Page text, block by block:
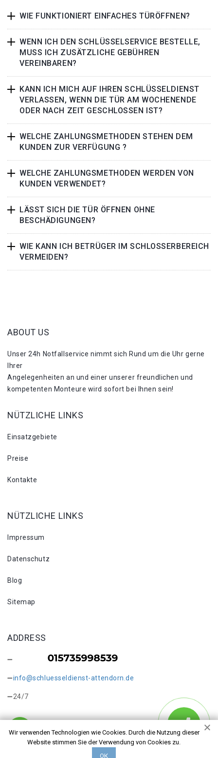
WIE FUNKTIONIERT EINFACHES TÜRÖFFNEN?
WENN ICH DEN SCHLÜSSELSERVICE BESTELLE,
MUSS ICH ZUSÄTZLICHE GEBÜHREN
VEREINBAREN?
KANN ICH MICH AUF IHREN SCHLÜSSELDIENST
VERLASSEN, WENN DIE TÜR AM WOCHENENDE
ODER NACH ZEIT GESCHLOSSEN IST?
WELCHE ZAHLUNGSMETHODEN STEHEN DEM
KUNDEN ZUR VERFÜGUNG ?
WELCHE ZAHLUNGSMETHODEN WERDEN VON
KUNDEN VERWENDET?
LÄSST SICH DIE TÜR ÖFFNEN OHNE
BESCHÄDIGUNGEN?
WIE KANN ICH BETRÜGER IM SCHLOSSERBEREICH
VERMEIDEN?
Wir verwenden Technologien wie Cookies. Durch die Nutzung dieser
Website stimmen Sie der Verwendung von Cookies zu.
ОК
ABOUT US
Unser 24h Notfallservice nimmt sich Rund um die Uhr gerne
Ihrer
Angelegenheiten an und einer unserer freundlichen und
kompetenten Monteure wird sofort bei Ihnen sein!
NÜTZLICHE LINKS
Einsatzgebiete
Preise
Kontakte
NÜTZLICHE LINKS
Impressum
Datenschutz
Blog
Sitemap
ADDRESS
info@schluesseldienst-attendorn.de
24/7
Copyright © 2026 Schlüsseldienst in Attendorn Kraghammer.